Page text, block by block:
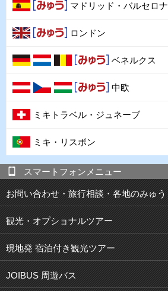
マドリッド・バルセロナ
ロンドン
ベネルクス
中欧
ミキトラベル・ジュネーブ
ミキ・リスボン
スマートフォンメニュー
お問い合わせ・旅行相談・各地のみゅう
観光・オプショナルツアー
現地発 宿泊付き観光ツアー
JOIBUS 周遊バス